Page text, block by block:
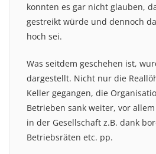
konnten es gar nicht glauben,
gestreikt würde und dennoch
hoch sei.
Was seitdem geschehen ist,
dargestellt. Nicht nur die
Keller gegangen, die
Betrieben sank weiter, vor
in der Gesellschaft z.B. dank
Betriebsräten etc. pp.